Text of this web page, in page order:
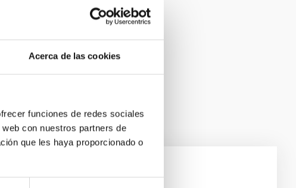
Acerca de las cookies
funciones de redes sociales
con nuestros partners de
que les haya proporcionado o